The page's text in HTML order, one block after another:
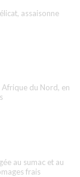
assaisonne
du Nord, en
au sumac et au
frais